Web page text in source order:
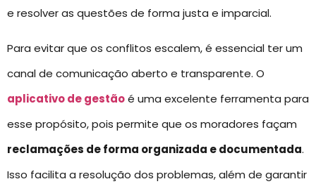
e resolver as questões de forma justa e imparcial.
Para evitar que os conflitos escalem, é essencial ter um
canal de comunicação aberto e transparente. O
aplicativo de gestãoé uma excelente ferramenta para
esse propósito, pois permite que os moradores façam
reclamações de forma organizada e documentada.
Isso facilita a resolução dos problemas, além de garantir